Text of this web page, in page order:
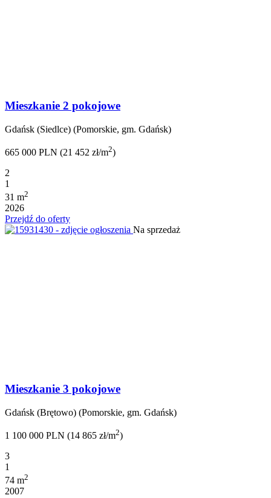
Mieszkanie 2 pokojowe
Gdańsk (Siedlce) (Pomorskie, gm. Gdańsk)
665 000 PLN (21 452 zł/m2)
2
1
31 m2
2026
Przejdź do oferty
Na sprzedaż
Mieszkanie 3 pokojowe
Gdańsk (Brętowo) (Pomorskie, gm. Gdańsk)
1 100 000 PLN (14 865 zł/m2)
3
1
74 m2
2007